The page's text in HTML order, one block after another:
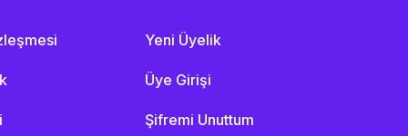
Yeni Üyelik
Üye Girişi
Şifremi Unuttum